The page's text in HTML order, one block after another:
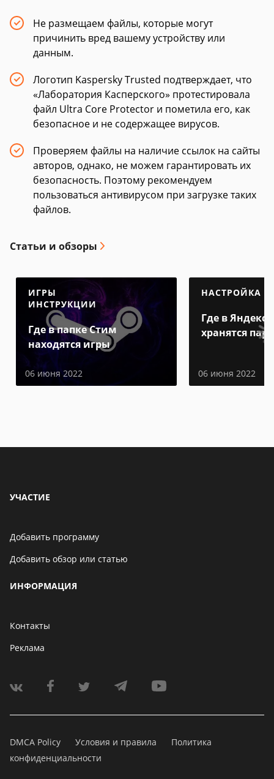
Не размещаем файлы, которые могут
причинить вред вашему устройству или
данным.
Логотип Kaspersky Trusted подтверждает, что
«Лаборатория Касперского» протестировала
файл Ultra Core Protector и пометила его, как
безопасное и не содержащее вирусов.
Проверяем файлы на наличие ссылок на сайты
авторов, однако, не можем гарантировать их
безопасность. Поэтому рекомендуем
пользоваться антивирусом при загрузке таких
файлов.
Статьи и обзоры
ИГРЫ
ИНСТРУКЦИИ
Где в папке Стим
находятся игры
06 июня 2022
НАСТРОЙКА
Где в Яндекс
хранятся
06 июня 2022
УЧАСТИЕ
Добавить программу
Добавить обзор или статью
ИНФОРМАЦИЯ
Контакты
Реклама
DMCA Policy Условия и правила
Политика
конфиденциальности